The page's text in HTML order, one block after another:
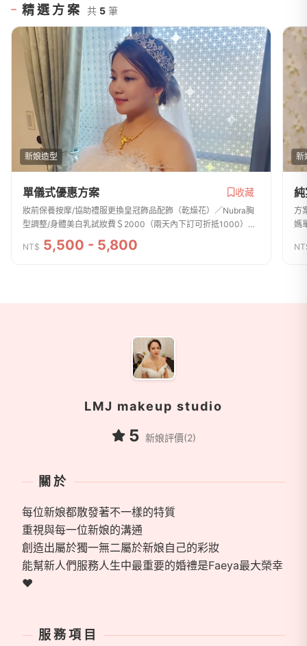
精選方案 共 5 筆
新娘造型
單儀式優惠方案 收藏
妝前保養按摩/協助禮服更換皇冠飾品配飾（乾燥花）／Nubra胸
型調整/身體美白乳試妝費＄2000（兩天內下訂可折抵1000）親
友妝髮 ＄2000單妝不含髮＄1200台中地區 彰化地區免車馬費
NT$ 5,500 - 5,800
新
方
媽
訂
LMJ makeup studio
5 新娘評價(2)
關於
每位新娘都散發著不一樣的特質
重視與每一位新娘的溝通
創造出屬於獨一無二屬於新娘自己的彩妝
能幫新人們服務人生中最重要的婚禮是Faeya最大榮幸
❤
服務項目